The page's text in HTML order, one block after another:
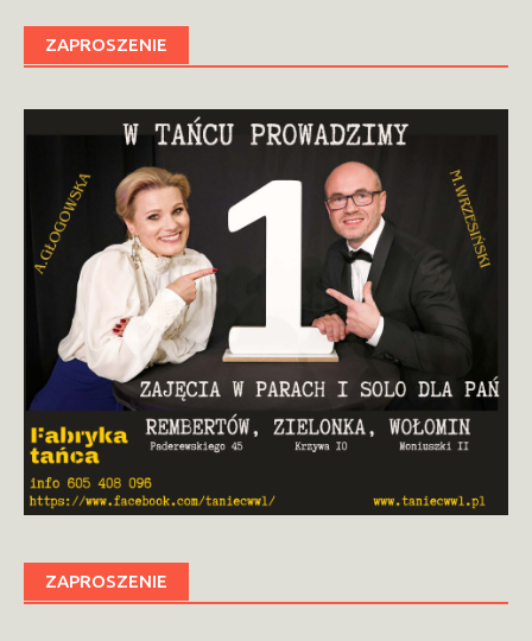
ZAPROSZENIE
ZAPROSZENIE